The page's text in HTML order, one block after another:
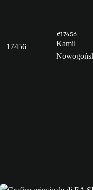
17456
#17456
Kamil